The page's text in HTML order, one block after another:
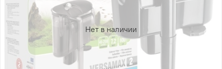
Нет в наличии